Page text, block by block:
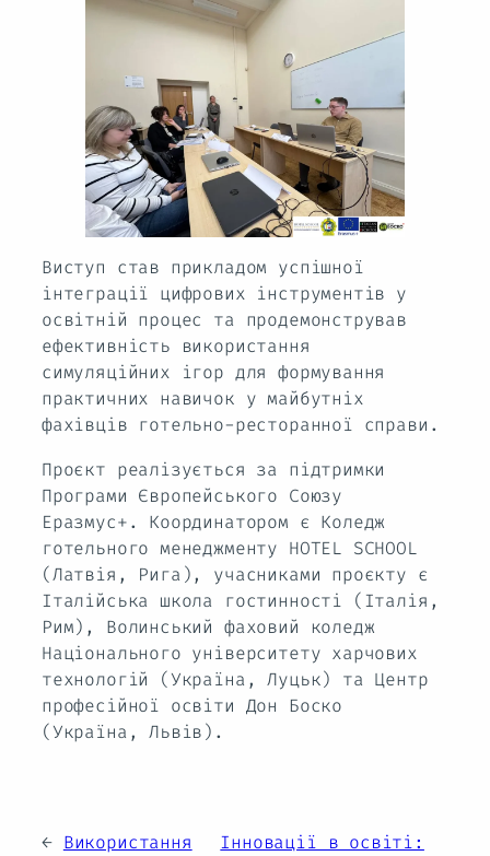
Виступ став прикладом успішної
інтеграції цифрових інструментів у
освітній процес та продемонстрував
ефективність використання
симуляційних ігор для формування
практичних навичок у майбутніх
фахівців готельно-ресторанної справи.
Проєкт реалізується за підтримки
Програми Європейського Союзу
Еразмус+. Координатором є Коледж
готельного менеджменту HOTEL SCHOOL
(Латвія, Рига), учасниками проєкту є
Італійська школа гостинності (Італія,
Рим), Волинський фаховий коледж
Національного університету харчових
технологій (Україна, Луцьк) та Центр
професійної освіти Дон Боско
(Україна, Львів).
← Використання
Інновації в освіті: